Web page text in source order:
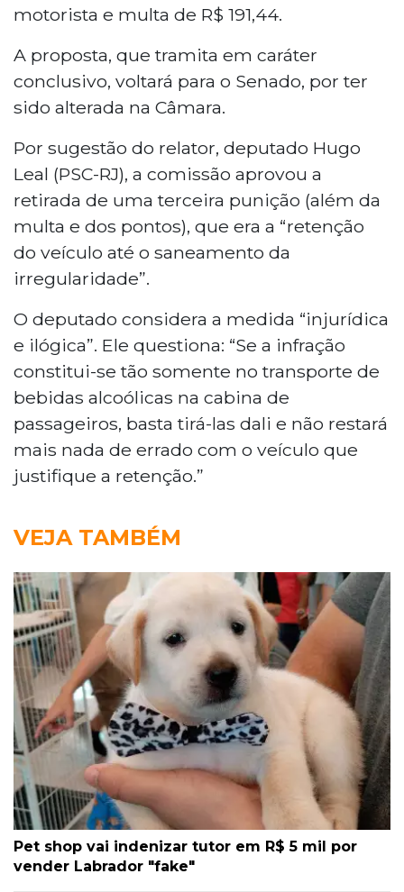
motorista e multa de R$ 191,44.
A proposta, que tramita em caráter
conclusivo, voltará para o Senado, por ter
sido alterada na Câmara.
Por sugestão do relator, deputado Hugo
Leal (PSC-RJ), a comissão aprovou a
retirada de uma terceira punição (além da
multa e dos pontos), que era a “retenção
do veículo até o saneamento da
irregularidade”.
O deputado considera a medida “injurídica
e ilógica”. Ele questiona: “Se a infração
constitui-se tão somente no transporte de
bebidas alcoólicas na cabina de
passageiros, basta tirá-las dali e não restará
mais nada de errado com o veículo que
justifique a retenção.”
VEJA TAMBÉM
Pet shop vai indenizar tutor em R$ 5 mil por
vender Labrador "fake"